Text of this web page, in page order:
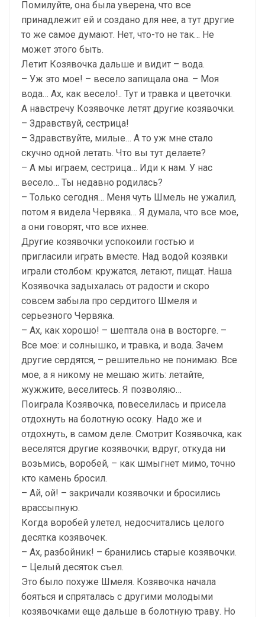
Помилуйте, она была уверена, что все
принадлежит ей и создано для нее, а тут другие
то же самое думают. Нет, что-то не так… Не
может этого быть.
Летит Козявочка дальше и видит – вода.
– Уж это мое! – весело запищала она. – Моя
вода… Ах, как весело!.. Тут и травка и цветочки.
А навстречу Козявочке летят другие козявочки.
– Здравствуй, сестрица!
– Здравствуйте, милые… А то уж мне стало
скучно одной летать. Что вы тут делаете?
– А мы играем, сестрица… Иди к нам. У нас
весело… Ты недавно родилась?
– Только сегодня… Меня чуть Шмель не ужалил,
потом я видела Червяка… Я думала, что все мое,
а они говорят, что все ихнее.
Другие козявочки успокоили гостью и
пригласили играть вместе. Над водой козявки
играли столбом: кружатся, летают, пищат. Наша
Козявочка задыхалась от радости и скоро
совсем забыла про сердитого Шмеля и
серьезного Червяка.
– Ах, как хорошо! – шептала она в восторге. –
Все мое: и солнышко, и травка, и вода. Зачем
другие сердятся, – решительно не понимаю. Все
мое, а я никому не мешаю жить: летайте,
жужжите, веселитесь. Я позволяю…
Поиграла Козявочка, повеселилась и присела
отдохнуть на болотную осоку. Надо же и
отдохнуть, в самом деле. Смотрит Козявочка, как
веселятся другие козявочки; вдруг, откуда ни
возьмись, воробей, – как шмыгнет мимо, точно
кто камень бросил.
– Ай, ой! – закричали козявочки и бросились
врассыпную.
Когда воробей улетел, недосчитались целого
десятка козявочек.
– Ах, разбойник! – бранились старые козявочки.
– Целый десяток съел.
Это было похуже Шмеля. Козявочка начала
бояться и спряталась с другими молодыми
козявочками еще дальше в болотную траву. Но